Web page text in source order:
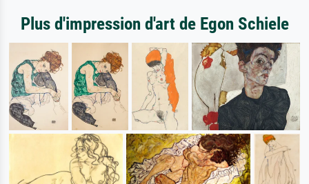
Plus d'impression d'art de Egon Schiele